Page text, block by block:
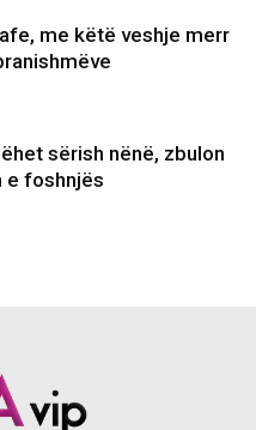
me këtë veshje merr
sërish nënë, zbulon
e foshnjës